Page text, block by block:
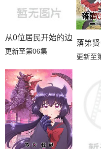
从0位居民开始的边境领主
更新至第06集
落第
更新至